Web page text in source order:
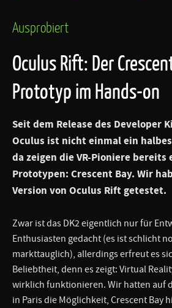
Ausprobiert
Oculus Rift: Der
Prototyp im Hands-on
Seit dem Release des Developer
Oculus ist nicht einmal ein
da zeigen die VR-Pioniere bereits
Prototypen: Crescent Bay. Wir
Version von Oculus Rift getestet.
Zwar ist das DK2 eigentlich nur für
Enthusiasten gedacht (es ist schlicht
markttauglich), allerdings erfreut es
Beliebtheit, denn es zeigt: Virtual
wirklich funktionieren. Wir hatten auf
in Paris die Möglichkeit, Crescent Bay